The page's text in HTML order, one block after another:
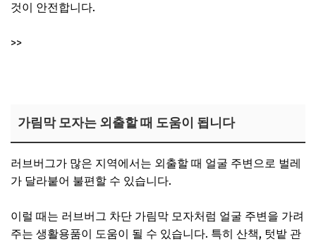
것이 안전합니다.
>>
가림막 모자는 외출할 때 도움이 됩니다
러브버그가 많은 지역에서는 외출할 때 얼굴 주변으로 벌레
가 달라붙어 불편할 수 있습니다.
이럴 때는 러브버그 차단 가림막 모자처럼 얼굴 주변을 가려
주는 생활용품이 도움이 될 수 있습니다. 특히 산책, 텃밭 관